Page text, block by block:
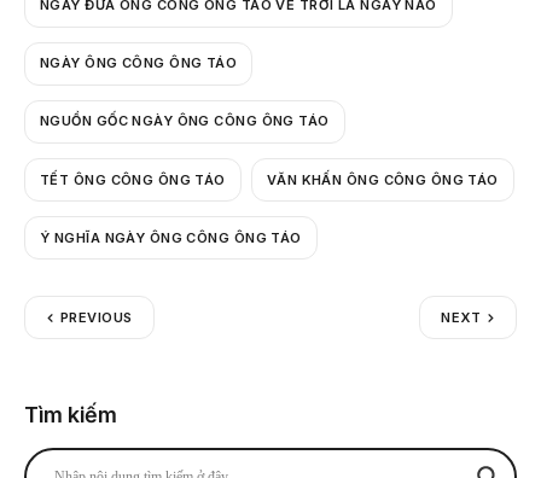
NGÀY ĐƯA ÔNG CÔNG ÔNG TÁO VỀ TRỜI LÀ NGÀY NÀO
NGÀY ÔNG CÔNG ÔNG TÁO
NGUỒN GỐC NGÀY ÔNG CÔNG ÔNG TÁO
TẾT ÔNG CÔNG ÔNG TÁO VĂN KHẤN ÔNG CÔNG ÔNG TÁO
Ý NGHĨA NGÀY ÔNG CÔNG ÔNG TÁO
PREVIOUS NEXT
Tìm kiếm